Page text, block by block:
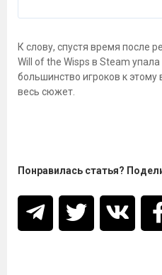
К слову, спустя время после
Will of the Wisps в Steam
большинство игроков к
весь сюжет.
Понравилась статья?